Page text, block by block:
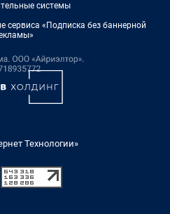
системы
сервиса «Подписка без баннерной
Технологии»